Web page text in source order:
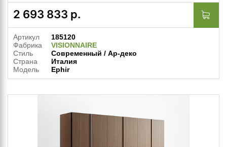
2 693 833 р.
Артикул
185120
Фабрика
VISIONNAIRE
Стиль
Современный / Ар-деко
Страна
Италия
Модель
Ephir